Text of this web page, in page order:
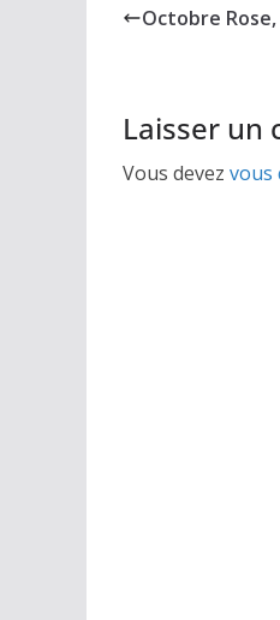
b
k
er
Octobre
Laisser un
Vous devez vous